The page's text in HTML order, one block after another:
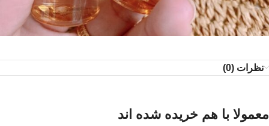
نظرات (0)
معمولا با هم خریده شده اند